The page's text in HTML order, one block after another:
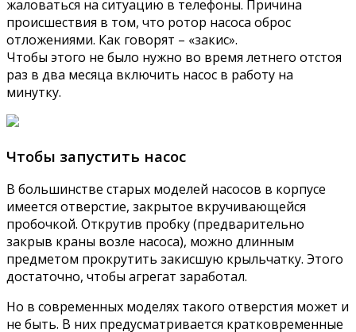
жаловаться на ситуацию в телефоны. Причина
происшествия в том, что ротор насоса оброс
отложениями. Как говорят – «закис».
Чтобы этого не было нужно во время летнего отстоя
раз в два месяца включить насос в работу на
минутку.
Чтобы запустить насос
В большинстве старых моделей насосов в корпусе
имеется отверстие, закрытое вкручивающейся
пробочкой. Открутив пробку (предварительно
закрыв краны возле насоса), можно длинным
предметом прокрутить закисшую крыльчатку. Этого
достаточно, чтобы агрегат заработал.
Но в современных моделях такого отверстия может и
не быть. В них предусматривается кратковременные